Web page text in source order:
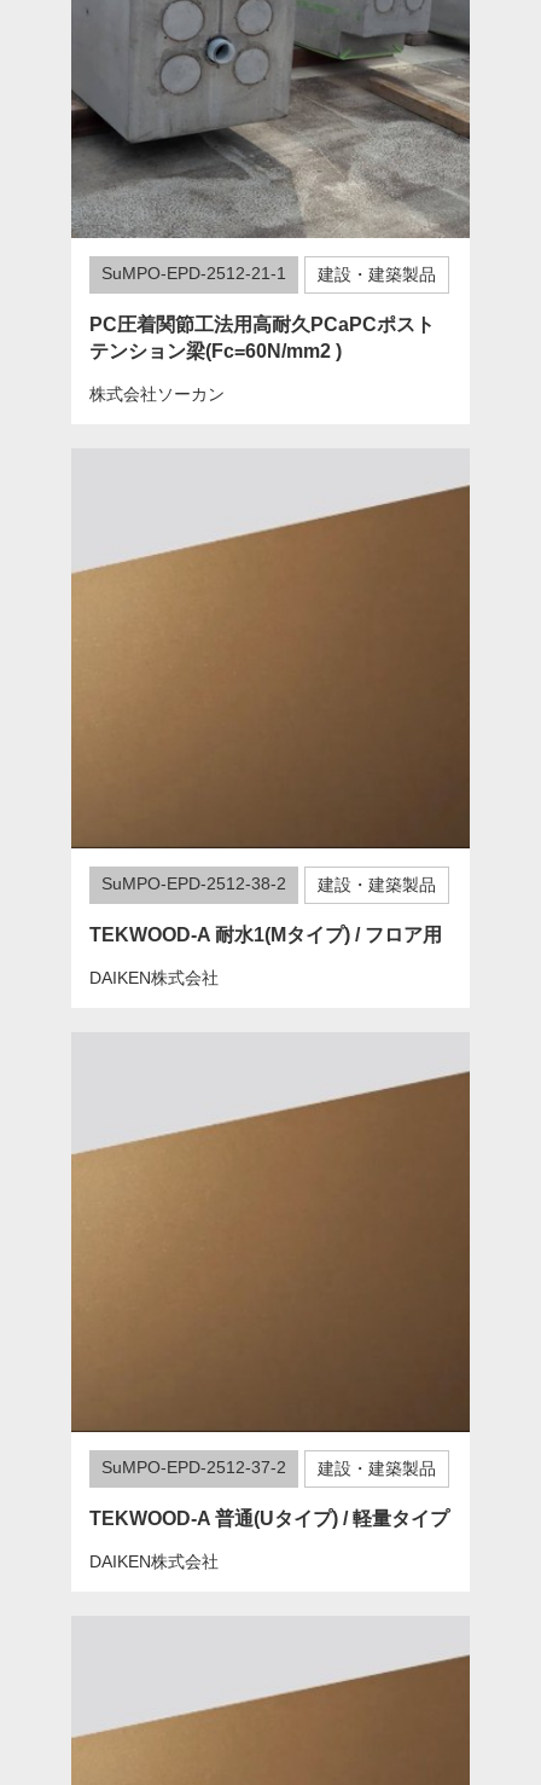
SuMPO-EPD-2512-21-1 建設・建築製品
PC圧着関節工法用高耐久PCaPCポスト
テンション梁(Fc=60N/mm2 )
株式会社ソーカン
SuMPO-EPD-2512-38-2 建設・建築製品
TEKWOOD-A 耐水1(Mタイプ) / フロア用
DAIKEN株式会社
SuMPO-EPD-2512-37-2 建設・建築製品
TEKWOOD-A 普通(Uタイプ) / 軽量タイプ
DAIKEN株式会社